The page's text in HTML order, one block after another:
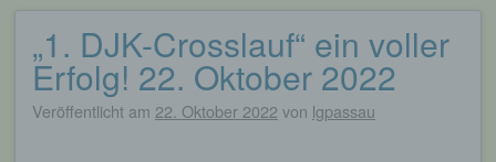
„1. DJK-Crosslauf“ ein voller
Erfolg! 22. Oktober 2022
Veröffentlicht am 22. Oktober 2022 von lgpassau
jederzeit abzuändern oder vollständig aus dem
Datenbestand des für die Verarbeitung
Verantwortlichen löschen zu lassen.